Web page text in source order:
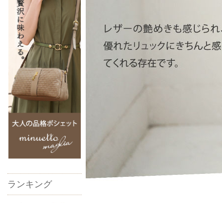
ランキング